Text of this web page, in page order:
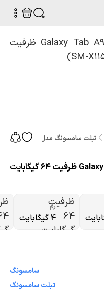
تبلت سامسونگ مدل Galaxy Tab A9 4G ظرفیت 64 گیگابایت رم 4 گیگابایت (SM-X115)
تبلت سامسونگ مدل Galaxy Tab A9 4G ظرفیت 64 گیگابایت
رم
4 گیگابایت
سامسونگ
تبلت سامسونگ